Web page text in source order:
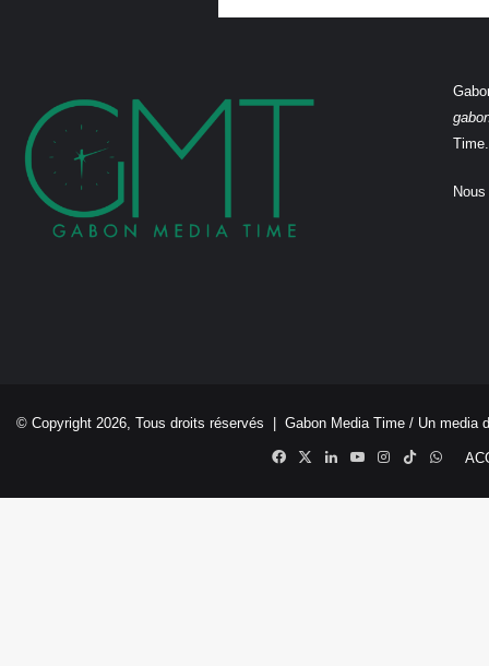
Time.
© Copyright 2026, Tous droits réservés | Gabon Media Time / Un media
Facebook
X LinkedinYouTubeInstagram
TikTok